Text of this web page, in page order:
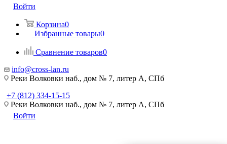
Войти
Корзина0
Избранные товары0
Сравнение товаров0
info@cross-lan.ru
Реки Волковки наб., дом № 7, литер А, СПб
+7 (812) 334-15-15
Реки Волковки наб., дом № 7, литер А, СПб
Войти